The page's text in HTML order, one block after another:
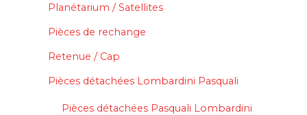
Planétarium / Satellites
Pièces de rechange
Retenue / Cap
Pièces détachées Lombardini Pasquali
Pièces détachées Pasquali Lombardini